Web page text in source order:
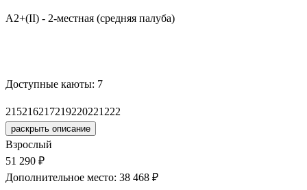
А2+(II) - 2-местная (средняя палуба)
Доступные каюты: 7
215216217219220221 222
раскрыть описание
Взрослый
51 290 ₽
Дополнительное место: 38 468 ₽